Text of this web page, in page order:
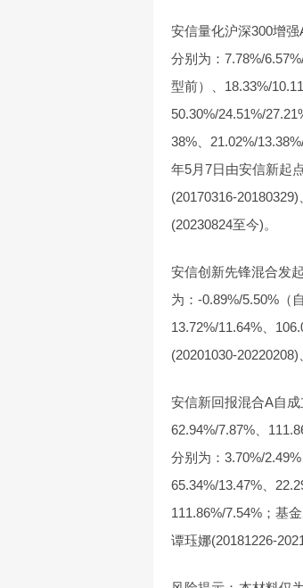
安信量化沪深300增
分别为：7.78%/
型前）、18.33%/
50.30%/24.51%/
38%、21.02%/
年5月7日由安信新起
(20170316-
(20230824至今)。
安信创新先锋混合发
为：-0.89%/5.50%（
13.72%/11.64%、
(20201030-20220208)
安信新回报混合A自成
62.94%/7.87%、
分别为：3.70%/
65.34%/13.47%、
111.86%/7.54%；基
谭珏娜(20181226-